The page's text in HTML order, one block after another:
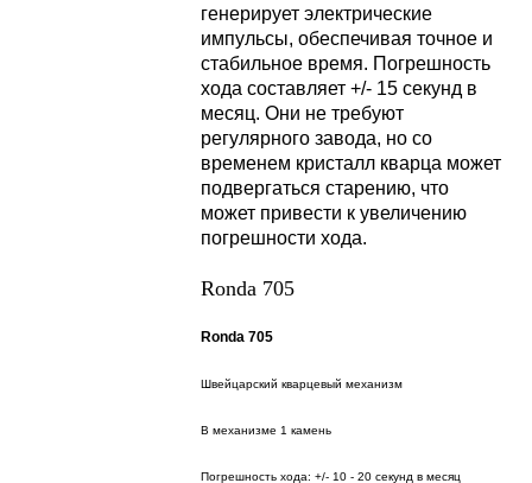
генерирует электрические
импульсы, обеспечивая точное и
стабильное время. Погрешность
хода составляет +/- 15 секунд в
месяц. Они не требуют
регулярного завода, но со
временем кристалл кварца может
подвергаться старению, что
может привести к увеличению
погрешности хода.
Ronda 705
Ronda 705
Швейцарский кварцевый механизм
В механизме 1 камень
Погрешность хода: +/- 10 - 20 секунд в месяц